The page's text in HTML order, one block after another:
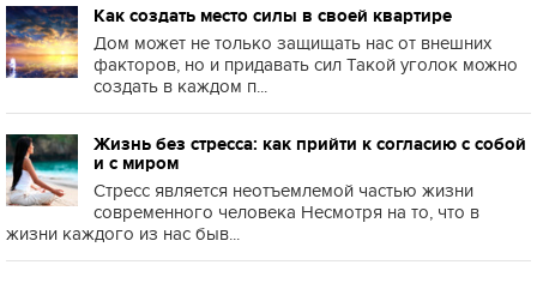
Как создать место силы в своей квартире
Дом может не только защищать нас от внешних
факторов, но и придавать сил Такой уголок можно
создать в каждом п...
Жизнь без стресса: как прийти к согласию с собой
и с миром
Стресс является неотъемлемой частью жизни
современного человека Несмотря на то, что в
жизни каждого из нас быв...